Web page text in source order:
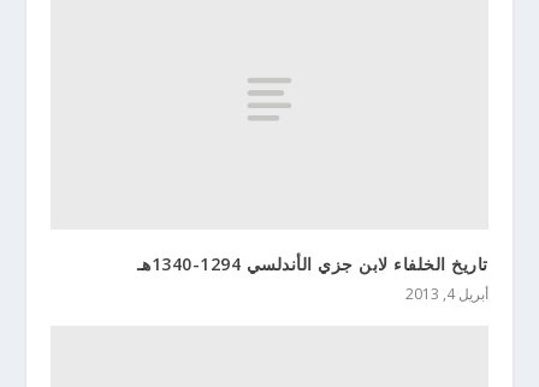
تاريخ الخلفاء لابن جزي الأندلسي 1294-1340هـ
أبريل 4, 2013